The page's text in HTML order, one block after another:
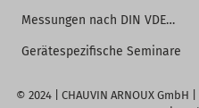
Messungen nach DIN VDE…
Gerätespezifische Seminare
© 2024 | CHAUVIN ARNOUX GmbH